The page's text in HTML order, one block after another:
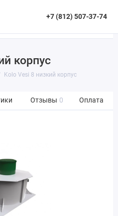
+7 (812) 507-37-74
корпус
Kolo Vesi 8 низкий корпус
Отзывы 0 Оплата